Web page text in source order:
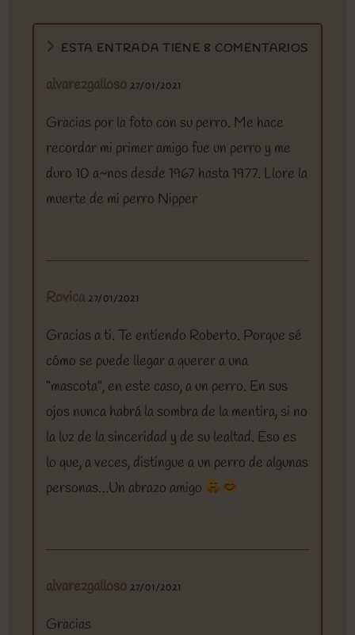
ESTA ENTRADA TIENE 8 COMENTARIOS
alvarezgalloso 27/01/2021
Gracias por la foto con su perro. Me hace
recordar mi primer amigo fue un perro y me
duro 10 a~nos desde 1967 hasta 1977. Llore la
muerte de mi perro Nipper
Rovica 27/01/2021
Gracias a ti. Te entiendo Roberto. Porque sé
cómo se puede llegar a querer a una
“mascota”, en este caso, a un perro. En sus
ojos nunca habrá la sombra de la mentira, si no
la luz de la sinceridad y de su lealtad. Eso es
lo que, a veces, distingue a un perro de algunas
personas…Un abrazo amigo
alvarezgalloso 27/01/2021
Gracias